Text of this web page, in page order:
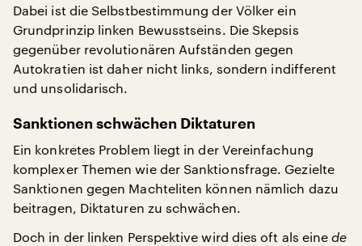
Dabei ist die Selbstbestimmung der Völker ein
Grundprinzip linken Bewusstseins. Die Skepsis
gegenüber revolutionären Aufständen gegen
Autokratien ist daher nicht links, sondern indifferent
und unsolidarisch.
Sanktionen schwächen Diktaturen
Ein konkretes Problem liegt in der Vereinfachung
komplexer Themen wie der Sanktionsfrage. Gezielte
Sanktionen gegen Machteliten können nämlich dazu
beitragen, Diktaturen zu schwächen.
Doch in der linken Perspektive wird dies oft als einede